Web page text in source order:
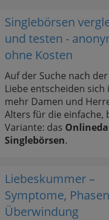
Singlebörsen
und testen -
ohne Kosten
Auf der Suche nach
Liebe entscheiden sich
mehr Damen und
Alters für die einfache,
Variante: das
Singlebörsen.
Liebeskummer –
Symptome,
Überwindung